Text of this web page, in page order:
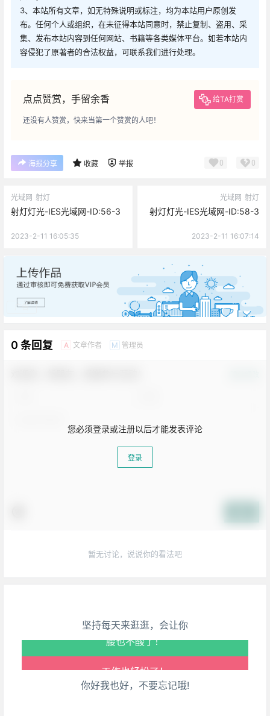
3、本站所有文章，如无特殊说明或标注，均为本站用户原创发
布。任何个人或组织，在未征得本站同意时，禁止复制、盗用、采
集、发布本站内容到任何网站、书籍等各类媒体平台。如若本站内
容侵犯了原著者的合法权益，可联系我们进行处理。
点点赞赏，手留余香 给TA打赏
还没有人赞赏，快来当第一个赞赏的人吧！
海报分享 收藏 举报 0 0
光域网 射灯
射灯灯光-IES光域网-ID:56-3
2023-2-11 16:05:35
光域网 射灯
射灯灯光-IES光域网-ID:58-3
2023-2-11 16:07:14
广告
0 条回复 A 文章作者 M 管理员
您必须登录或注册以后才能发表评论
登录
暂无讨论，说说你的看法吧
坚持每天来逛逛，会让你
腿也不痛了！
腰也不酸了！
工作也轻松了！
你好我也好，不要忘记哦!